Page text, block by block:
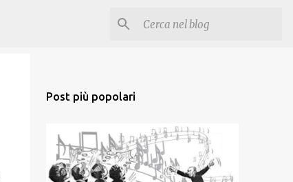
Post più popolari